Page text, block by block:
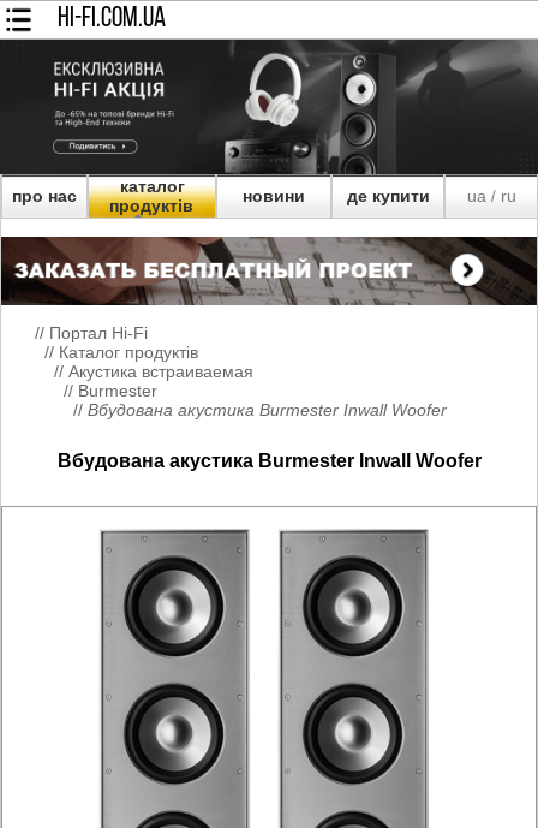
HI-FI.COM.UA
про нас
каталог
продуктів
новини де купити ua/ ru
// Портал Hi-Fi
// Каталог продуктів
// Акустика встраиваемая
// Burmester
// Вбудована акустика Burmester Inwall Woofer
Вбудована акустика Burmester Inwall Woofer